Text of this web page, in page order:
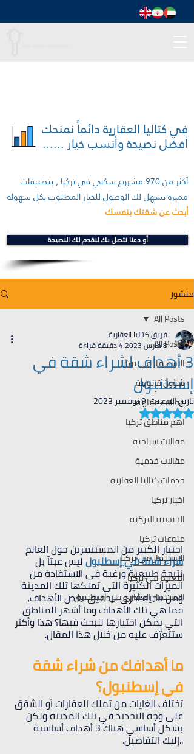
في كتاليا العقارية دائماً نمنحك
أفضل نصيحة وأنسب خيار ......
أكثر من 970 مشروع سكني في تركيا , بتصنيفات
مميزة تسهل لك الوصول للخيار المطلوب بكل سهولة
أبحث عن شقتك بنفسك
أو دعنا نتصل بك لنقدم لك النصيحة
منشور
All Posts
الاستثمار في تركيا
شؤون قانونية
مقالات عقارية
اهم مناطق تركيا
مقالات سياحية
مقالات خدمية
خدمات كتاليا العقارية
اخبار تركيا
الجنسية التركية
منوعات تركيا
الاستثمار في تركيا
التعليم في تركيا
الاستثمار العقاري في إسطنبول
All Posts
3 أهداف لشراء شقة في
إسطنبول
فريق كتاليا العقارية
8 مارس 2023 4 دقيقة قراءة
تاريخ التحديث:9 نوفمبر 2023
تم التقييم بـ ليس رقمًا من أصل 5 نجوم.
اختيار الكثير من المستثمرين حول العالم
شراء شقة في إسطنبول ليس عبثاً بل
نتيجة طبيعية ورغبة في الاستفادة من
الميزات الكثيرة التي تملكها تلك المدينة
ومن ناحية أخرى لتحقيق بعض الأهداف،
فما هي تلك الأهداف وما أشهر المناطق
التي يمكن اختيارها للبحث فيها؟ هذا وأكثر
ستتعرَّف عليه من خلال هذا المقال.
ما أهدافك من شراء شقة
في إسطنبول؟
تختلف الغايات من تملك العقارات أو الشقق
على وجه التحديد في تلك المدينة ولكن
بشكل أساسي هناك 3 أهداف أساسية
..إليك التفاصيل.